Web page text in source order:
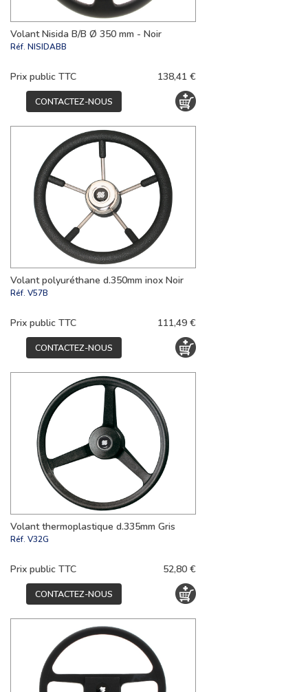
Volant Nisida B/B Ø 350 mm - Noir
Réf. NISIDABB
Prix public TTC 138,41 €
CONTACTEZ-NOUS
Volant polyuréthane d.350mm inox Noir
Réf. V57B
Prix public TTC 111,49 €
CONTACTEZ-NOUS
Volant thermoplastique d.335mm Gris
Réf. V32G
Prix public TTC 52,80 €
CONTACTEZ-NOUS